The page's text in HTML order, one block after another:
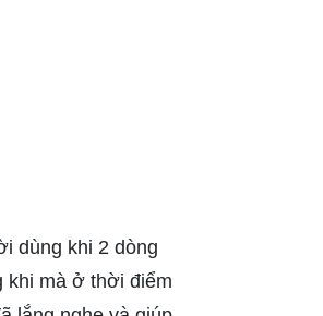
dùng khi 2 dòng
khi mà ở thời điểm